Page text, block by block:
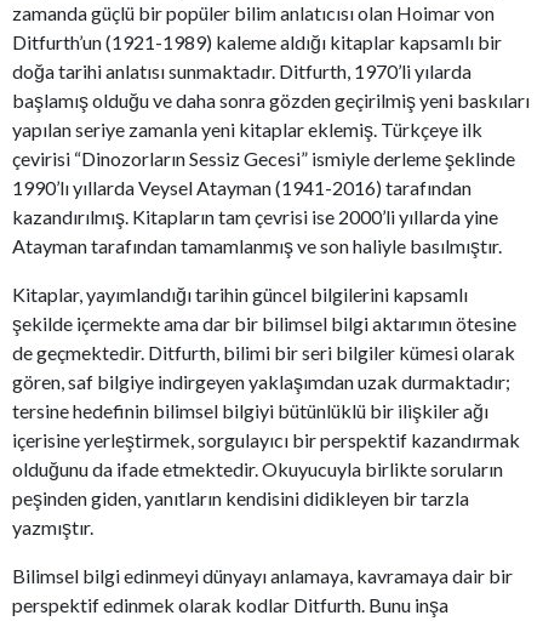
zamanda güçlü bir popüler bilim anlatıcısı olan Hoimar von
Ditfurth’un (1921-1989) kaleme aldığı kitaplar kapsamlı bir
doğa tarihi anlatısı sunmaktadır. Ditfurth, 1970’li yılarda
başlamış olduğu ve daha sonra gözden geçirilmiş yeni baskıları
yapılan seriye zamanla yeni kitaplar eklemiş. Türkçeye ilk
çevirisi “Dinozorların Sessiz Gecesi” ismiyle derleme şeklinde
1990’lı yıllarda Veysel Atayman (1941-2016) tarafından
kazandırılmış. Kitapların tam çevrisi ise 2000’li yıllarda yine
Atayman tarafından tamamlanmış ve son haliyle basılmıştır.
Kitaplar, yayımlandığı tarihin güncel bilgilerini kapsamlı
şekilde içermekte ama dar bir bilimsel bilgi aktarımın ötesine
de geçmektedir. Ditfurth, bilimi bir seri bilgiler kümesi olarak
gören, saf bilgiye indirgeyen yaklaşımdan uzak durmaktadır;
tersine hedefinin bilimsel bilgiyi bütünlüklü bir ilişkiler ağı
içerisine yerleştirmek, sorgulayıcı bir perspektif kazandırmak
olduğunu da ifade etmektedir. Okuyucuyla birlikte soruların
peşinden giden, yanıtların kendisini didikleyen bir tarzla
yazmıştır.
Bilimsel bilgi edinmeyi dünyayı anlamaya, kavramaya dair bir
perspektif edinmek olarak kodlar Ditfurth. Bunu inşa